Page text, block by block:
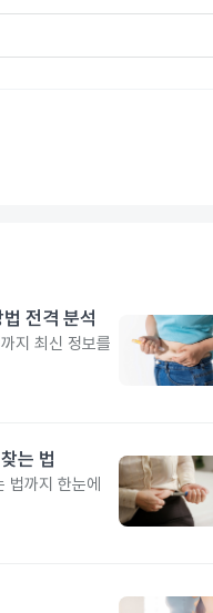
전격 분석
지 최신 정보를
는 법
법까지 한눈에